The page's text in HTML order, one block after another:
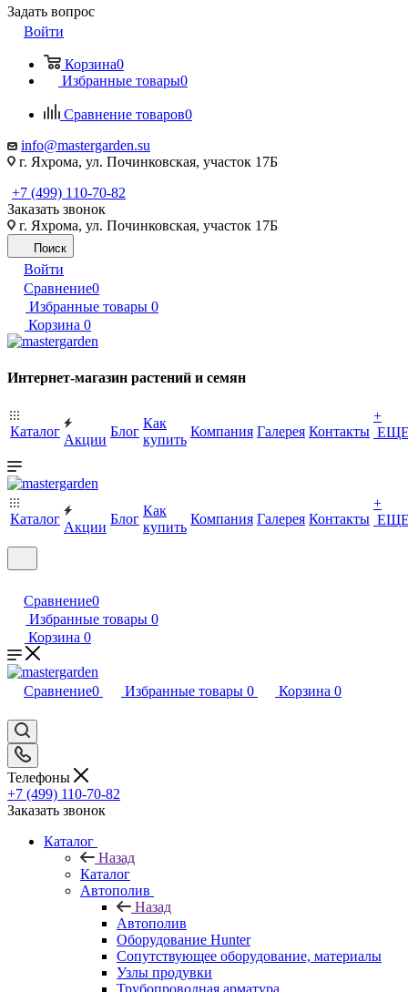
Задать вопрос
Войти
Корзина0
Избранные товары0
Сравнение товаров0
info@mastergarden.su
г. Яхрома, ул. Починковская, участок 17Б
+7 (499) 110-70-82
Заказать звонок
г. Яхрома, ул. Починковская, участок 17Б
Поиск
Войти
Сравнение0
Избранные товары 0
Корзина 0
Интернет-магазин растений и семян
Каталог
Акции
Блог
Как
купить
Компания Галерея Контакты
+
Каталог
Акции
Блог
Как
купить
Компания Галерея Контакты
+
Сравнение0
Избранные товары 0
Корзина 0
Сравнение0 Избранные товары 0 Корзина 0
Телефоны
+7 (499) 110-70-82
Заказать звонок
Каталог
Назад
Каталог
Автополив
Назад
Автополив
Оборудование Hunter
Сопутствующее оборудование, материалы
Узлы продувки
Трубопроводная арматура